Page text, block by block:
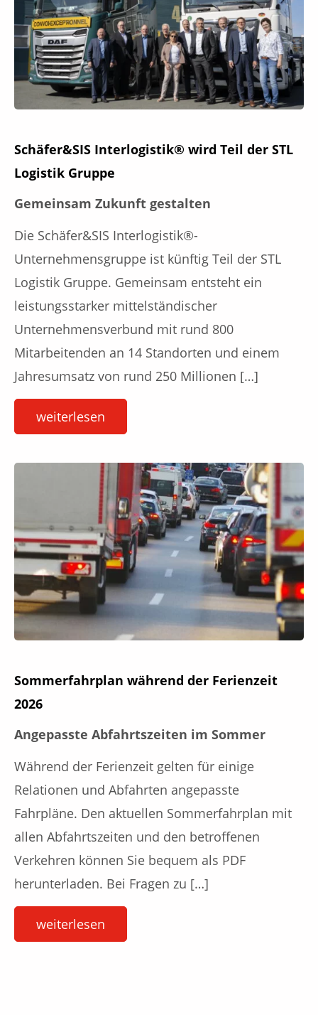
Schäfer&SIS Interlogistik® wird Teil der STL
Logistik Gruppe
Gemeinsam Zukunft gestalten
Die Schäfer&SIS Interlogistik®-
Unternehmensgruppe ist künftig Teil der STL
Logistik Gruppe. Gemeinsam entsteht ein
leistungsstarker mittelständischer
Unternehmensverbund mit rund 800
Mitarbeitenden an 14 Standorten und einem
Jahresumsatz von rund 250 Millionen […]
weiterlesen
Sommerfahrplan während der Ferienzeit
2026
Angepasste Abfahrtszeiten im Sommer
Während der Ferienzeit gelten für einige
Relationen und Abfahrten angepasste
Fahrpläne. Den aktuellen Sommerfahrplan mit
allen Abfahrtszeiten und den betroffenen
Verkehren können Sie bequem als PDF
herunterladen. Bei Fragen zu […]
weiterlesen